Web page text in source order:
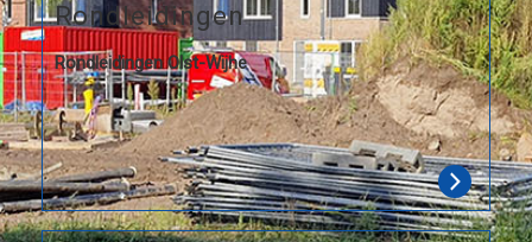
Rondleidingen
Rondleidingen Olst-Wijhe